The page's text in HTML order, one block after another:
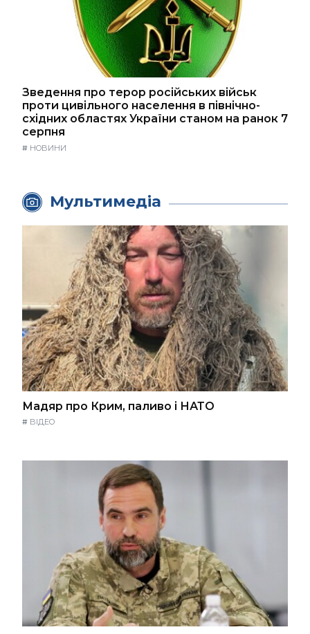
Зведення про терор російських військ
проти цивільного населення в північно-
східних областях України станом на ранок 7
серпня
# НОВИНИ
Мультимедіа
Мадяр про Крим, паливо і НАТО
# ВІДЕО